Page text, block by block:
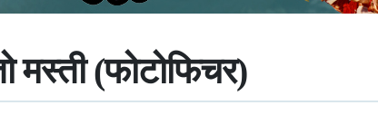
मस्ती (फोटोफिचर)